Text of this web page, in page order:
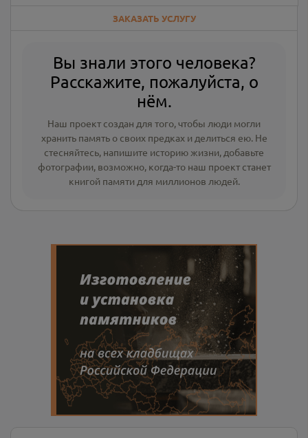
ЗАКАЗАТЬ УСЛУГУ
Вы знали этого человека?
Расскажите, пожалуйста, о
нём.
Наш проект создан для того, чтобы люди могли
хранить память о своих предках и делиться ею. Не
стесняйтесь, напишите историю жизни, добавьте
фотографии, возможно, когда-то наш проект станет
книгой памяти для миллионов людей.